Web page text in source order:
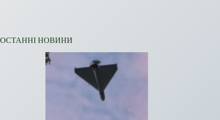
ОСТАННІ НОВИНИ